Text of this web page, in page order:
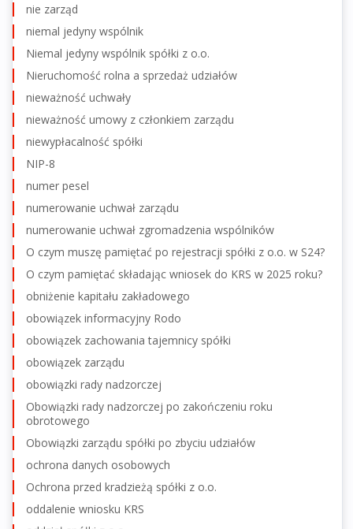
nie zarząd
niemal jedyny wspólnik
Niemal jedyny wspólnik spółki z o.o.
Nieruchomość rolna a sprzedaż udziałów
nieważność uchwały
nieważność umowy z członkiem zarządu
niewypłacalność spółki
NIP-8
numer pesel
numerowanie uchwał zarządu
numerowanie uchwał zgromadzenia wspólników
O czym muszę pamiętać po rejestracji spółki z o.o. w S24?
O czym pamiętać składając wniosek do KRS w 2025 roku?
obniżenie kapitału zakładowego
obowiązek informacyjny Rodo
obowiązek zachowania tajemnicy spółki
obowiązek zarządu
obowiązki rady nadzorczej
Obowiązki rady nadzorczej po zakończeniu roku
obrotowego
Obowiązki zarządu spółki po zbyciu udziałów
ochrona danych osobowych
Ochrona przed kradzieżą spółki z o.o.
oddalenie wniosku KRS